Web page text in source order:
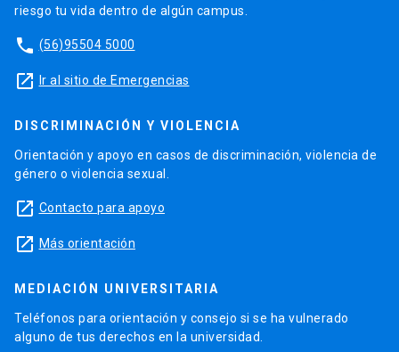
riesgo tu vida dentro de algún campus.
phone (56)95504 5000
launch Ir al sitio de Emergencias
DISCRIMINACIÓN Y VIOLENCIA
Orientación y apoyo en casos de discriminación, violencia de
género o violencia sexual.
launch Contacto para apoyo
launch Más orientación
MEDIACIÓN UNIVERSITARIA
Teléfonos para orientación y consejo si se ha vulnerado
alguno de tus derechos en la universidad.